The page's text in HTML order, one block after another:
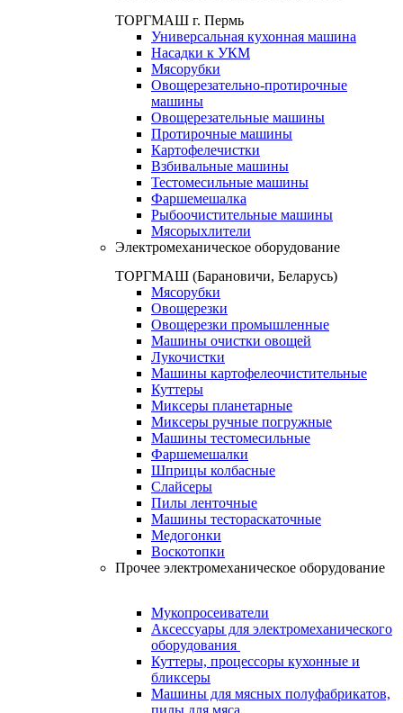
ТОРГМАШ г. Пермь
Универсальная кухонная машина
Насадки к УКМ
Мясорубки
Овощерезательно-протирочные
машины
Овощерезательные машины
Протирочные машины
Картофелечистки
Взбивальные машины
Тестомесильные машины
Фаршемешалка
Рыбоочистительные машины
Мясорыхлители
Электромеханическое оборудование
ТОРГМАШ (Барановичи, Беларусь)
Мясорубки
Овощерезки
Овощерезки промышленные
Машины очистки овощей
Лукочистки
Машины картофелеочистительные
Куттеры
Миксеры планетарные
Миксеры ручные погружные
Машины тестомесильные
Фаршемешалки
Шприцы колбасные
Слайсеры
Пилы ленточные
Машины тестораскаточные
Медогонки
Воскотопки
Прочее электромеханическое оборудование
Мукопросеиватели
Аксессуары для электромеханического
оборудования
Куттеры, процессоры кухонные и
бликсеры
Машины для мясных полуфабрикатов,
пилы для мяса